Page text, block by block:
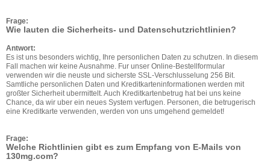
Frage:
Wie lauten die Sicherheits- und Datenschutzrichtlinien?
Antwort:
Es ist uns besonders wichtig, Ihre personlichen Daten zu schutzen. In diesem
Fall machen wir keine Ausnahme. Fur unser Online-Bestellformular
verwenden wir die neuste und sicherste SSL-Verschlusselung 256 Bit.
Samtliche personlichen Daten und Kreditkarteninformationen werden mit
großter Sicherheit ubermittelt. Auch Kreditkartenbetrug hat bei uns keine
Chance, da wir uber ein neues System verfugen. Personen, die betrugerisch
eine Kreditkarte verwenden, werden von uns umgehend gemeldet!
Frage:
Welche Richtlinien gibt es zum Empfang von E-Mails von
130mg.com?